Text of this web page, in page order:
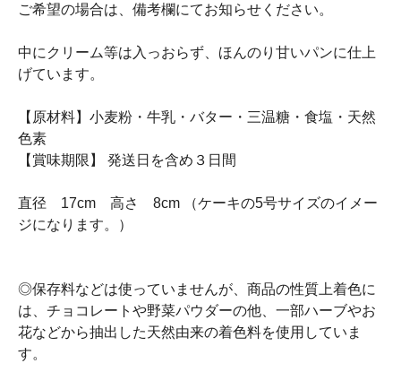
ご希望の場合は、備考欄にてお知らせください。
中にクリーム等は入っおらず、ほんのり甘いパンに仕上
げています。
【原材料】小麦粉・牛乳・バター・三温糖・食塩・天然
色素
【賞味期限】 発送日を含め３日間
直径 17cm 高さ 8cm （ケーキの5号サイズのイメー
ジになります。）
◎保存料などは使っていませんが、商品の性質上着色に
は、チョコレートや野菜パウダーの他、一部ハーブやお
花などから抽出した天然由来の着色料を使用していま
す。